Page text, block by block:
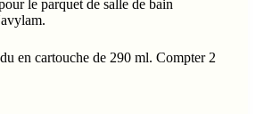
le parquet de salle de bain
en cartouche de 290 ml. Compter 2